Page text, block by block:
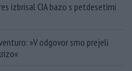
izbrisal CIA bazo s petdesetimi
»V odgovor smo prejeli